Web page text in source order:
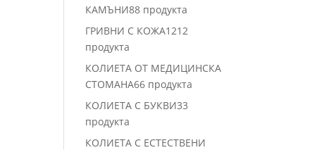
КАМЪНИ88 продукта
ГРИВНИ С КОЖА1212
продукта
КОЛИЕТА ОТ МЕДИЦИНСКА
СТОМАНА66 продукта
КОЛИЕТА С БУКВИ33
продукта
КОЛИЕТА С ЕСТЕСТВЕНИ